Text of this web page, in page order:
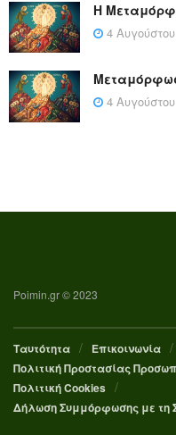
Η
4
4
Poimin.gr © 2023
Ταυτότητα Επικοινωνία
Πολιτική Προστασίας
Πολιτική Cookies
Δήλωση Συμμόρφωσης με τη